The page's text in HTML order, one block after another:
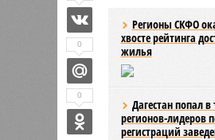
Регионы СКФО
хвосте рейтинга
жилья
Дагестан попал в
регионов-лидеров
регистраций
0
0